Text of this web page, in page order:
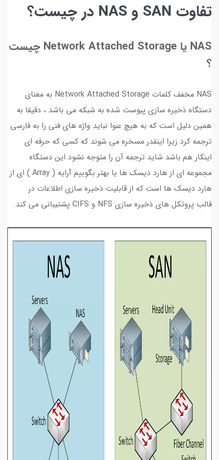
تفاوت SAN و NAS در چیست؟
NAS یا Network Attached Storage چیست
؟
NAS مخفف کلمات Network Attached Storage به معنای
دستگاه ذخیره سازی پیوست شده به شبکه می باشد ، دقیقا به
همین دلیل است که به هیچ عنوا نباید واژه های فنی را به فارسی
ترجمه کرد زیرا اینقدر مسخره می شوند که کسی که حرفه ای
اینکار هم باشد شاید ترجمه آن را متوجه نشود.این دستگاه
مجموعه ای از هارد دیسک ها یا بهتر بگوییم آرایه ( Array ) ای از
هارد دیسک ها است که از قابلیت ذخیره سازی اطلاعات در
قالب پروتکل های ذخیره سازی NFS و CIFS پشتیبانی می کند.